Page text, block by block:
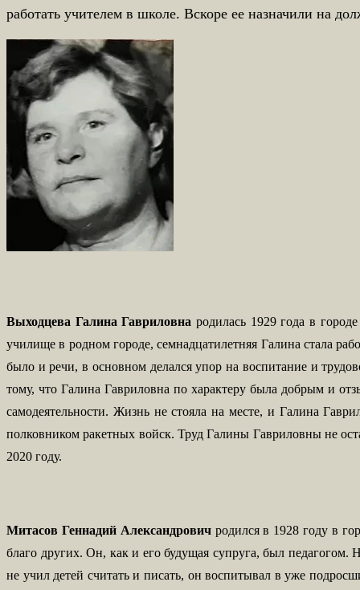
работать учителем в школе. Вскоре ее назначили на
Выходцева Галина Гавриловнародилась 1929 года в
училище в родном городе, семнадцатилетняя Галина стала
было и речи, в основном делался упор на воспитание и
тому, что Галина Гавриловна по характеру была добрым и
самодеятельности. Жизнь не стояла на месте, и Галина
полковником ракетных войск. Труд Галины Гавриловны не
2020 году.
Митасов Геннадий Александрович родился в 1928 году в
благо других. Он, как и его будущая супруга, был
не учил детей считать и писать, он воспитывал в уже